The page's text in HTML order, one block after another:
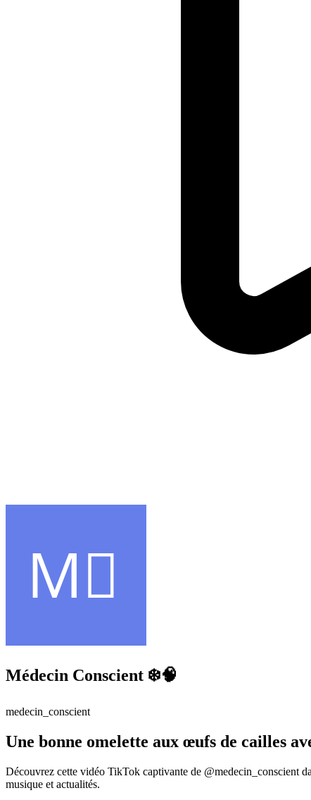
Médecin Conscient ❄️🧠
medecin_conscient
Une bonne omelette aux œufs de cailles
Découvrez cette vidéo TikTok captivante de @medecin_conscient
musique et actualités.